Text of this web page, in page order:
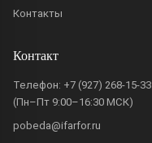
Контакты
Контакт
Телефон: +7 (927) 268-15-33
(Пн–Пт 9:00–16:30 МСК)
pobeda@ifarfor.ru